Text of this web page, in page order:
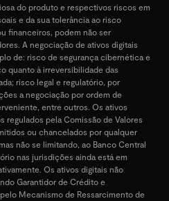
do produto e respectivos riscos em
e da sua tolerância ao risco
financeiros, podem não ser
A negociação de ativos digitais
de: risco de segurança cibernética e
quanto à irreversibilidade das
risco legal e regulatório, por
a negociação por ordem de
entre outros. Os ativos
regulados pela Comissão de Valores
ou chancelados por qualquer
não se limitando, ao Banco Central
nas jurisdições ainda está em
Os ativos digitais não
Garantidor de Crédito e
Mecanismo de Ressarcimento de